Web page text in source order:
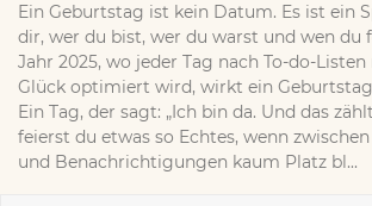
Ein Geburtstag ist kein Datum. Es ist ein
dir, wer du bist, wer du warst und wen du
Jahr 2025, wo jeder Tag nach To-do-
Glück optimiert wird, wirkt ein
Ein Tag, der sagt: „Ich bin da. Und das
feierst du etwas so Echtes, wenn
und Benachrichtigungen kaum Platz bl...